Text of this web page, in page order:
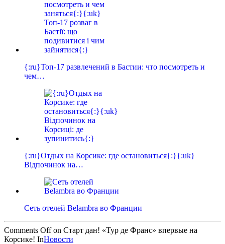
{:ru}Топ-17 развлечений в Бастии: что посмотреть и
чем…
{:ru}Отдых на Корсике: где остановиться{:}{:uk}
Відпочинок на…
Сеть отелей Belambra во Франции
Comments Offon Старт дан! «Тур де Франс» впервые на
Корсике! InНовости